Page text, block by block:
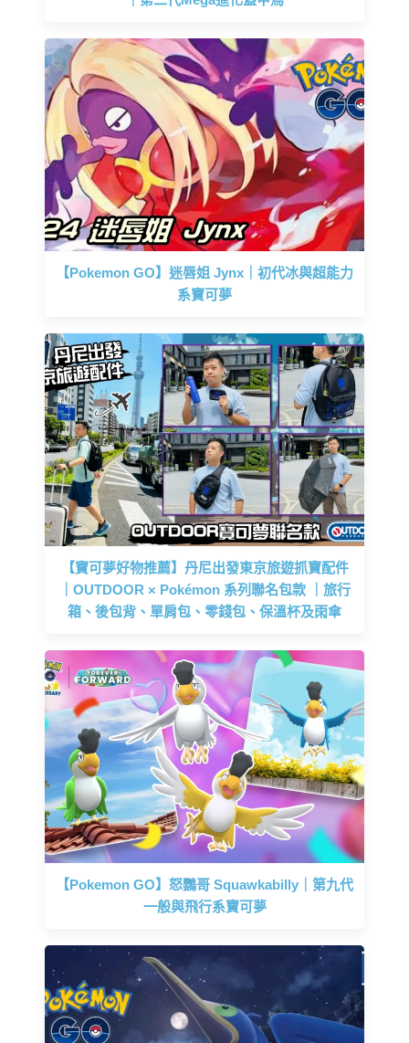
【Pokemon GO】迷唇姐 Jynx｜初代冰與超能力
系寶可夢
【寶可夢好物推薦】丹尼出發東京旅遊抓寶配件
｜OUTDOOR × Pokémon 系列聯名包款 ｜旅行
箱、後包背、單肩包、零錢包、保溫杯及雨傘
【Pokemon GO】怒鸚哥 Squawkabilly｜第九代
一般與飛行系寶可夢